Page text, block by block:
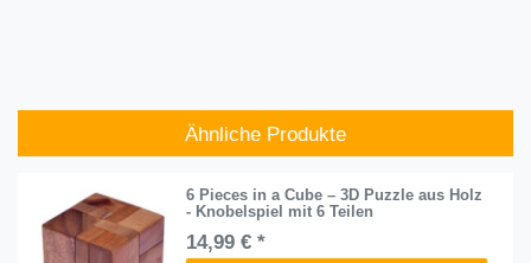
Ähnliche Produkte
6 Pieces in a Cube – 3D Puzzle aus Holz
- Knobelspiel mit 6 Teilen
14,99 € *